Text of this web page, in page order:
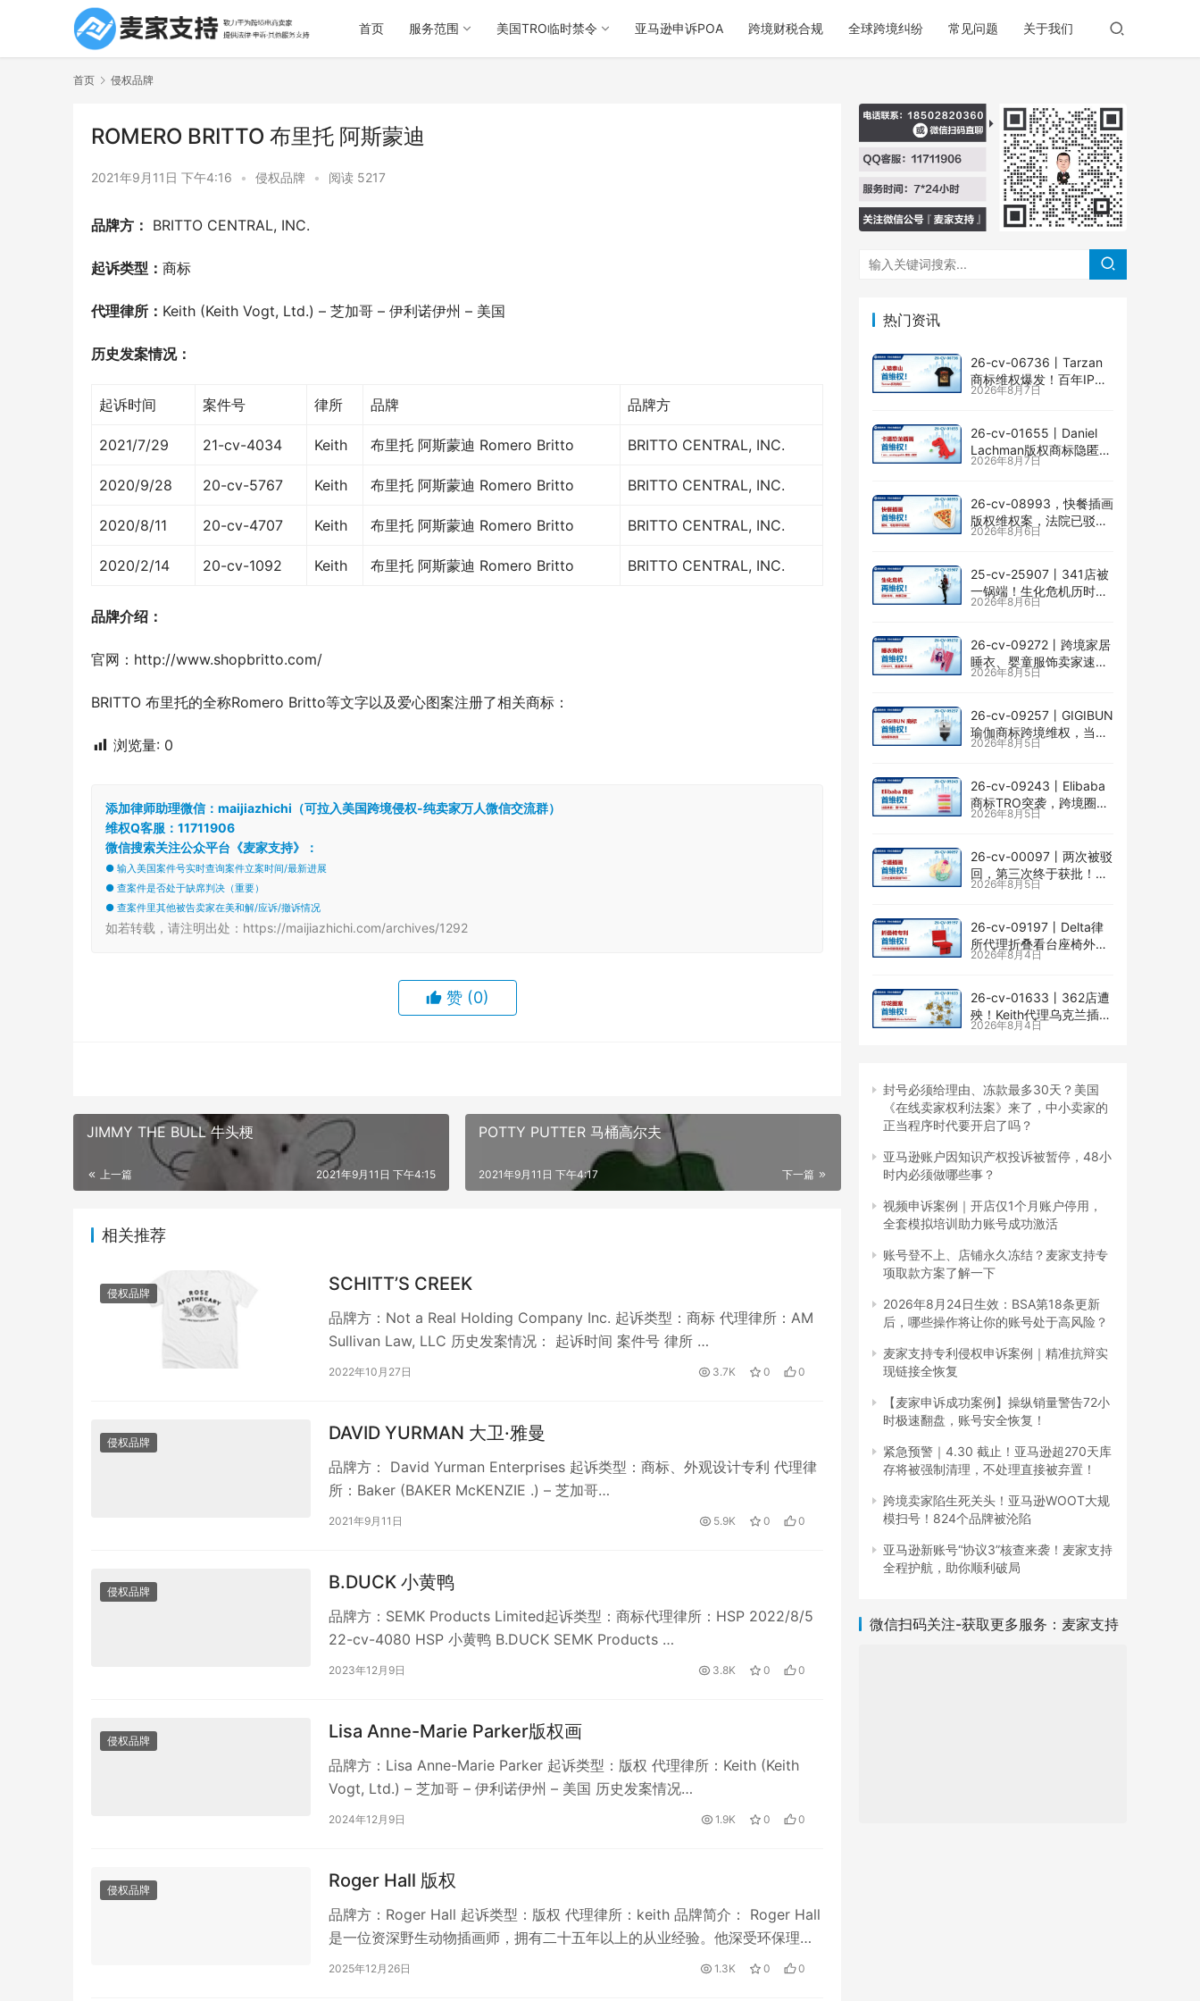
首页 服务范围 美国TRO临时禁令 亚马逊申诉POA 跨境财税合规 全球跨境纠纷 常见问题 关于我们
首页 侵权品牌
ROMERO BRITTO 布里托 阿斯蒙迪
2021年9月11日 下午4:16 • 侵权品牌 • 阅读 5217
品牌方： BRITTO CENTRAL, INC.
起诉类型： 商标
代理律所： Keith (Keith Vogt, Ltd.) – 芝加哥 – 伊利诺伊州 – 美国
历史发案情况：
起诉时间 案件号 律所 品牌 品牌方
2021/7/29 21-cv-4034 Keith 布里托 阿斯蒙迪 Romero Britto BRITTO CENTRAL, INC.
2020/9/28 20-cv-5767 Keith 布里托 阿斯蒙迪 Romero Britto BRITTO CENTRAL, INC.
2020/8/11 20-cv-4707 Keith 布里托 阿斯蒙迪 Romero Britto BRITTO CENTRAL, INC.
2020/2/14 20-cv-1092 Keith 布里托 阿斯蒙迪 Romero Britto BRITTO CENTRAL, INC.
品牌介绍：
官网：http://www.shopbritto.com/
BRITTO 布里托的全称Romero Britto等文字以及爱心图案注册了相关商标：
浏览量: 0
添加律师助理微信：maijiazhichi（可拉入美国跨境侵权-纯卖家万人微信交流群）
维权Q客服：11711906
微信搜索关注公众平台《麦家支持》：
● 输入美国案件号实时查询案件立案时间/最新进展
● 查案件是否处于缺席判决（重要）
● 查案件里其他被告卖家在美和解/应诉/撤诉情况
如若转载，请注明出处：https://maijiazhichi.com/archives/1292
赞 (0)
JIMMY THE BULL 牛头梗
上一篇 2021年9月11日 下午4:15
POTTY PUTTER 马桶高尔夫
下一篇
2021年9月11日 下午4:17
相关推荐
侵权品牌 SCHITT’S CREEK
品牌方：Not a Real Holding Company Inc. 起诉类型：商标 代理律所：AM
Sullivan Law, LLC 历史发案情况： 起诉时间 案件号 律所 …
2022年10月27日 3.7K 0 0
侵权品牌 DAVID YURMAN 大卫·雅曼
品牌方： David Yurman Enterprises 起诉类型：商标、外观设计专利 代理律
所：Baker (BAKER McKENZIE .) – 芝加哥…
2021年9月11日 5.9K 0 0
侵权品牌 B.DUCK 小黄鸭
品牌方：SEMK Products Limited起诉类型：商标代理律所：HSP 2022/8/5
22-cv-4080 HSP 小黄鸭 B.DUCK SEMK Products …
2023年12月9日 3.8K 0 0
侵权品牌 Lisa Anne-Marie Parker版权画
品牌方：Lisa Anne-Marie Parker 起诉类型：版权 代理律所：Keith (Keith
Vogt, Ltd.) – 芝加哥 – 伊利诺伊州 – 美国 历史发案情况…
2024年12月9日 1.9K 0 0
侵权品牌 Roger Hall 版权
品牌方：Roger Hall 起诉类型：版权 代理律所：keith 品牌简介： Roger Hall
是一位资深野生动物插画师，拥有二十五年以上的从业经验。他深受环保理念
影响，对自然…
2025年12月26日 1.3K 0 0
热门资讯
26-cv-06736㇑Tarzan
商标维权爆发！百年IP下
场TRO横扫多个类目
2026年8月7日
26-cv-01655㇑Daniel
Lachman版权商标隐匿维
权，I am… unstoppable
2026年8月7日
26-cv-08993，快餐插画
版权维权案，法院已驳回
批量合并，剩余商家不要
2026年8月6日
25-cv-25907㇑341店被
一锅端！生化危机历时半
年TRO传票已发，8月24
2026年8月6日
26-cv-09272㇑跨境家居
睡衣、婴童服饰卖家速自
查CENLYE商标滥用情况
2026年8月5日
26-cv-09257㇑GIGIBUN
瑜伽商标跨境维权，当心
TRO冻结风险
2026年8月5日
26-cv-09243㇑Elibaba
商标TRO突袭，跨境圈内
卷持续升级
2026年8月5日
26-cv-00097㇑两次被驳
回，第三次终于获批！几
乎被遗忘的Senay
全面来袭
2026年8月5日
26-cv-09197㇑Delta律
所代理折叠看台座椅外观
专利维权，11个亚马逊卖
2026年8月4日
26-cv-01633㇑362店遭
殃！Keith代理乌克兰插画
师Elvira Safiullina四款版
2026年8月4日
封号必须给理由、冻款最多30天？美国
《在线卖家权利法案》来了，中小卖家的
正当程序时代要开启了吗？
亚马逊账户因知识产权投诉被暂停，48小
时内必须做哪些事？
视频申诉案例｜开店仅1个月账户停用，
全套模拟培训助力账号成功激活
账号登不上、店铺永久冻结？麦家支持专
项取款方案了解一下
2026年8月24日生效：BSA第18条更新
后，哪些操作将让你的账号处于高风险？
麦家支持专利侵权申诉案例｜精准抗辩实
现链接全恢复
【麦家申诉成功案例】操纵销量警告72小
时极速翻盘，账号安全恢复！
紧急预警｜4.30 截止！亚马逊超270天库
存将被强制清理，不处理直接被弃置！
跨境卖家陷生死关头！亚马逊WOOT大规
模扫号！824个品牌被沦陷
亚马逊新账号“协议3”核查来袭！麦家支持
全程护航，助你顺利破局
微信扫码关注-获取更多服务：麦家支持